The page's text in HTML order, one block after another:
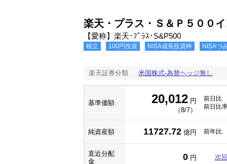
楽天・プラス・Ｓ＆Ｐ５００
【愛称】楽天･ﾌﾟﾗｽ･S&P500
積立 100円投資 NISA成長投資枠 NISAつ
楽天証券分類 米国株式-為替ヘッジ無し
基準価額 20,012 円
（8/7）
前日比
前日比
純資産額 11727.72 億円 前年比
直近分配
金
0 円 次